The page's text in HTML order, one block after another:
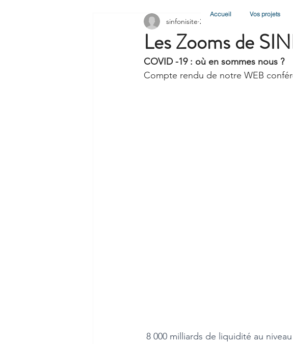
Accueil Vos projets
Les Zooms de
sinfonisite 23 avr. 2020
COVID -19 : où en sommes nous ?
Compte rendu de notre WEB